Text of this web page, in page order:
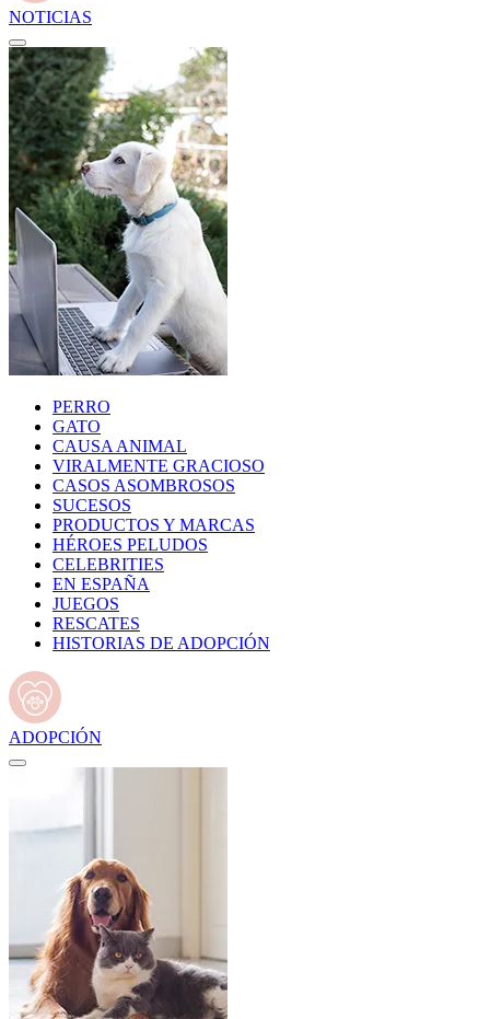
NOTICIAS
PERRO
GATO
CAUSA ANIMAL
VIRALMENTE GRACIOSO
CASOS ASOMBROSOS
SUCESOS
PRODUCTOS Y MARCAS
HÉROES PELUDOS
CELEBRITIES
EN ESPAÑA
JUEGOS
RESCATES
HISTORIAS DE ADOPCIÓN
ADOPCIÓN